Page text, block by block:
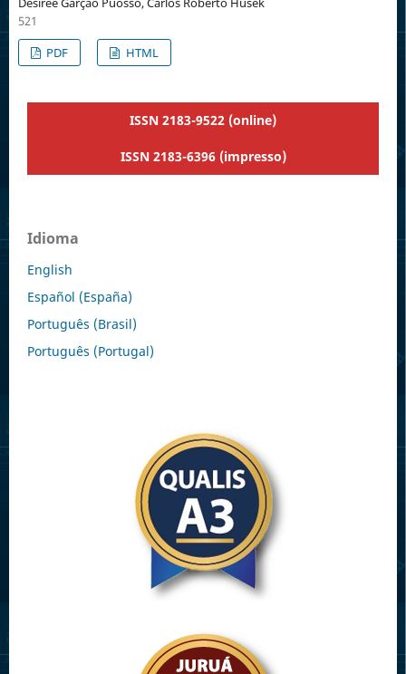
521
PDF
HTML
ISSN 2183-9522 (online)
ISSN 2183-6396 (impresso)
Idioma
English
Español (España)
Português (Brasil)
Português (Portugal)